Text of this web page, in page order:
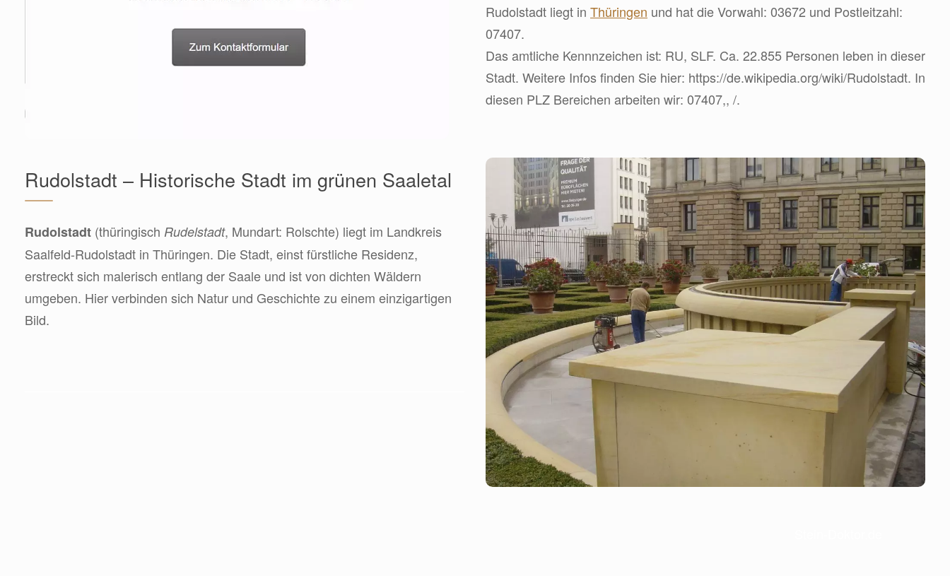
Rudolstadt liegt in Thüringen und hat die Vorwahl: 03672 und Postleitzahl:
07407.
Das amtliche Kennnzeichen ist: RU, SLF. Ca. 22.855 Personen leben in dieser
Stadt. Weitere Infos finden Sie hier: https://de.wikipedia.org/wiki/Rudolstadt. In
diesen PLZ Bereichen arbeiten wir: 07407,, /.
Rudolstadt – Historische Stadt im grünen Saaletal
Rudolstadt (thüringisch Rudelstadt, Mundart: Rolschte) liegt im Landkreis
Saalfeld-Rudolstadt in Thüringen. Die Stadt, einst fürstliche Residenz,
erstreckt sich malerisch entlang der Saale und ist von dichten Wäldern
umgeben. Hier verbinden sich Natur und Geschichte zu einem einzigartigen
Bild.